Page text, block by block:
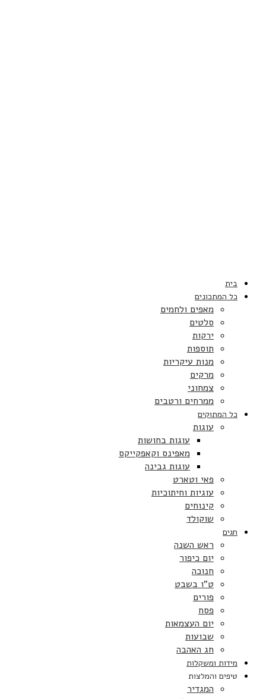
בית
כל המתכונים
מאפים ולחמים
סלטים
ירקות
תוספות
מנות עיקריות
מרקים
צמחוני
ממרחים ורטבים
כל המתוקים
עוגות
עוגות בחושות
מאפינס וקאפקייקס
עוגות גבינה
פאי וטארט
עוגיות וחיתוכיות
קינוחים
שוקולד
חגים
ראש השנה
יום כיפור
חנוכה
ט”ו בשבט
פורים
פסח
יום העצמאות
שבועות
חג האהבה
מידות ומשקלות
טיפים והמלצות
המגדיר